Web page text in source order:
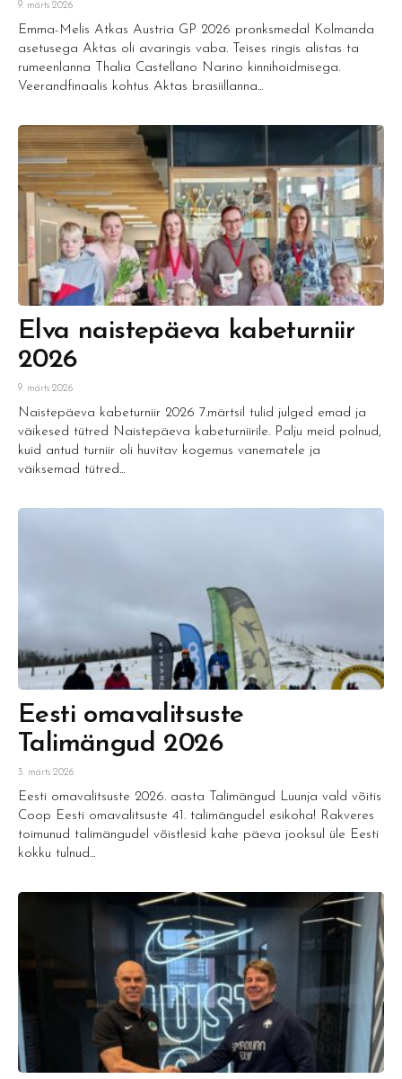
9. märts 2026
Emma-Melis Atkas Austria GP 2026 pronksmedal Kolmanda
asetusega Aktas oli avaringis vaba. Teises ringis alistas ta
rumeenlanna Thalia Castellano Narino kinnihoidmisega.
Veerandfinaalis kohtus Aktas brasiillanna...
Elva naistepäeva kabeturniir
2026
9. märts 2026
Naistepäeva kabeturniir 2026 7.märtsil tulid julged emad ja
väikesed tütred Naistepäeva kabeturniirile. Palju meid polnud,
kuid antud turniir oli huvitav kogemus vanematele ja
väiksemad tütred...
Eesti omavalitsuste
Talimängud 2026
3. märts 2026
Eesti omavalitsuste 2026. aasta Talimängud Luunja vald võitis
Coop Eesti omavalitsuste 41. talimängudel esikoha! Rakveres
toimunud talimängudel võistlesid kahe päeva jooksul üle Eesti
kokku tulnud...